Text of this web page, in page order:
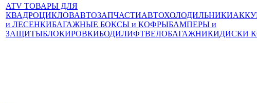
ATV ТОВАРЫ ДЛЯ
КВАДРОЦИКЛОВАВТОЗАПЧАСТИАВТОХОЛОДИЛЬНИКИ
и ЛЕСЕНКИБАГАЖНЫЕ БОКСЫ и КОФРЫБАМПЕРЫ и
ЗАЩИТЫБЛОКИРОВКИБОДИЛИФТВЕЛОБАГАЖНИКИДИСКИ